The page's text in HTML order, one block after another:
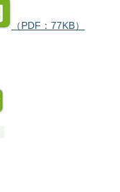
（PDF：77KB）